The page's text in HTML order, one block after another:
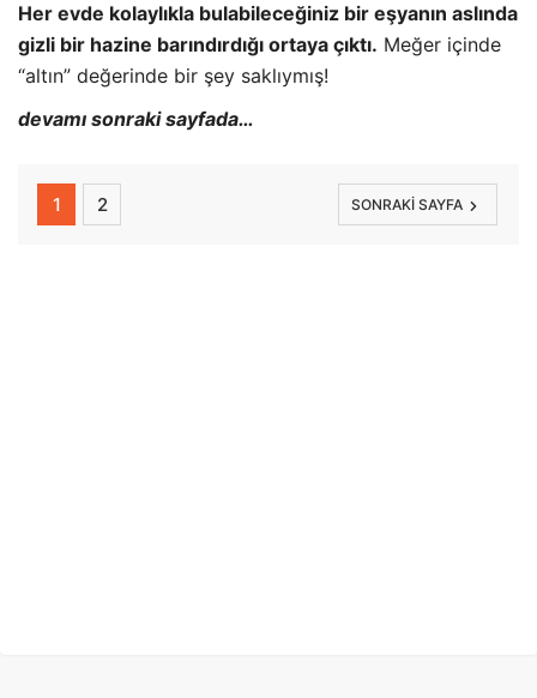
Her evde kolaylıkla bulabileceğiniz bir eşyanın aslında
gizli bir hazine barındırdığı ortaya çıktı. Meğer içinde
“altın” değerinde bir şey saklıymış!
devamı sonraki sayfada…
1 2 SONRAKI SAYFA